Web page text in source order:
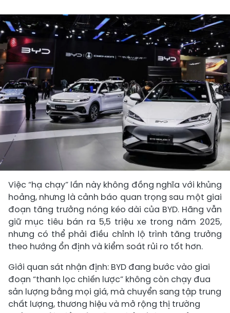
Việc “hạ chạy” lần này không đồng nghĩa với khủng
hoảng, nhưng là cảnh báo quan trọng sau một giai
đoạn tăng trưởng nóng kéo dài của BYD. Hãng vẫn
giữ mục tiêu bán ra 5,5 triệu xe trong năm 2025,
nhưng có thể phải điều chỉnh lộ trình tăng trưởng
theo hướng ổn định và kiểm soát rủi ro tốt hơn.
Giới quan sát nhận định: BYD đang bước vào giai
đoạn “thanh lọc chiến lược” không còn chạy đua
sản lượng bằng mọi giá, mà chuyển sang tập trung
chất lượng, thương hiệu và mở rộng thị trường